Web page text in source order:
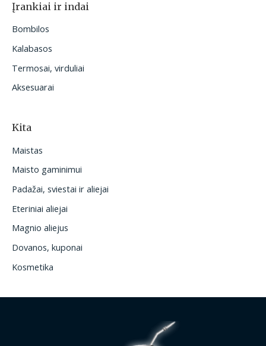
Įrankiai ir indai
Bombilos
Kalabasos
Termosai, virduliai
Aksesuarai
Kita
Maistas
Maisto gaminimui
Padažai, sviestai ir aliejai
Eteriniai aliejai
Magnio aliejus
Dovanos, kuponai
Kosmetika